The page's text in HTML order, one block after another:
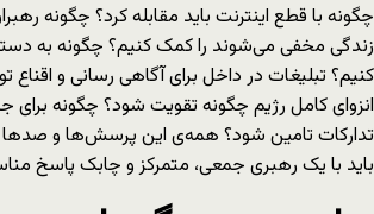
چگونه با قطع اینترنت باید مقابله کرد؟ چگونه
زندگی مخفی می‌شوند را کمک کنیم؟ چگونه به
کنیم؟ تبلیغات در داخل برای آگاهی رسانی و اقناع
انزوای کامل رژیم چگونه تقویت شود؟ چگونه برای
تدارکات تامین شود؟ همه‌ی این پرسش‌ها و
باید با یک رهبری جمعی، متمرکز و چابک پاسخ